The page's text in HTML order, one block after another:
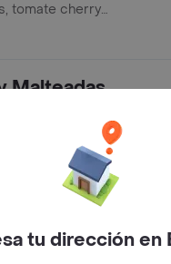
tomate cherry
de hierbas,
Malteadas
moka 414 ml
tu dirección en